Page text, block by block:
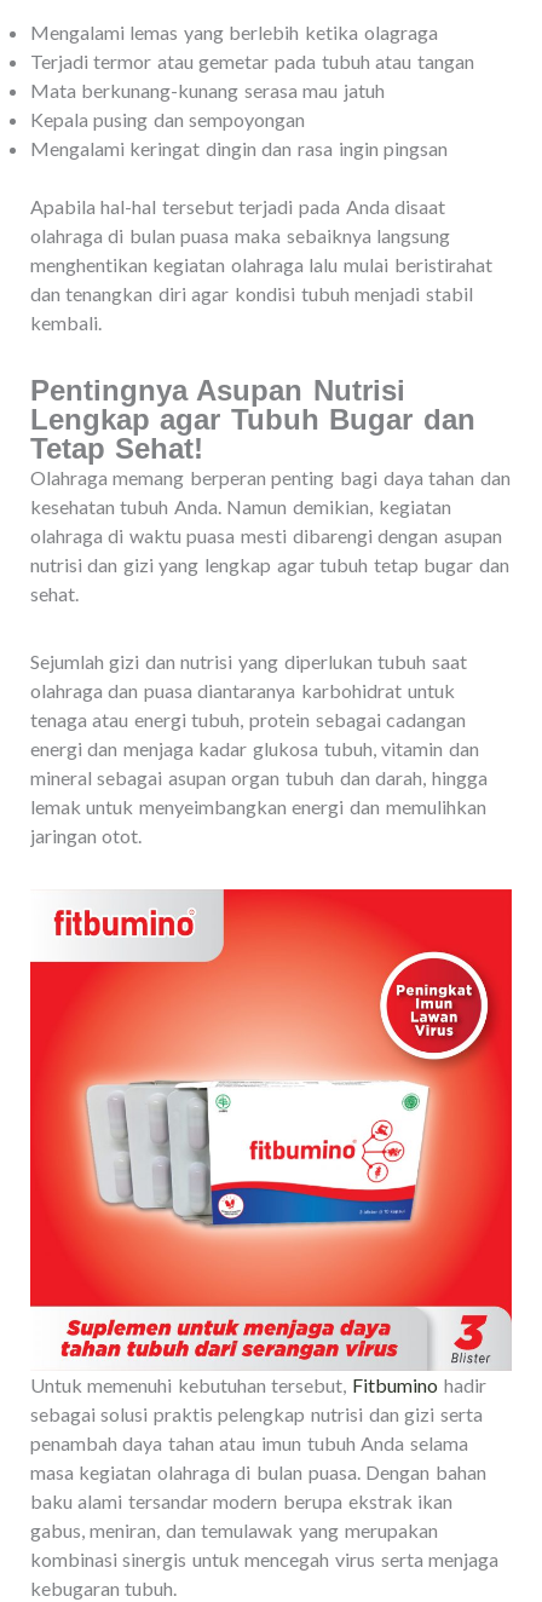
Mengalami lemas yang berlebih ketika olagraga
Terjadi termor atau gemetar pada tubuh atau tangan
Mata berkunang-kunang serasa mau jatuh
Kepala pusing dan sempoyongan
Mengalami keringat dingin dan rasa ingin pingsan
Apabila hal-hal tersebut terjadi pada Anda disaat
olahraga di bulan puasa maka sebaiknya langsung
menghentikan kegiatan olahraga lalu mulai beristirahat
dan tenangkan diri agar kondisi tubuh menjadi stabil
kembali.
Pentingnya Asupan Nutrisi
Lengkap agar Tubuh Bugar dan
Tetap Sehat!
Olahraga memang berperan penting bagi daya tahan dan
kesehatan tubuh Anda. Namun demikian, kegiatan
olahraga di waktu puasa mesti dibarengi dengan asupan
nutrisi dan gizi yang lengkap agar tubuh tetap bugar dan
sehat.
Sejumlah gizi dan nutrisi yang diperlukan tubuh saat
olahraga dan puasa diantaranya karbohidrat untuk
tenaga atau energi tubuh, protein sebagai cadangan
energi dan menjaga kadar glukosa tubuh, vitamin dan
mineral sebagai asupan organ tubuh dan darah, hingga
lemak untuk menyeimbangkan energi dan memulihkan
jaringan otot.
Untuk memenuhi kebutuhan tersebut, Fitbumino hadir
sebagai solusi praktis pelengkap nutrisi dan gizi serta
penambah daya tahan atau imun tubuh Anda selama
masa kegiatan olahraga di bulan puasa. Dengan bahan
baku alami tersandar modern berupa ekstrak ikan
gabus, meniran, dan temulawak yang merupakan
kombinasi sinergis untuk mencegah virus serta menjaga
kebugaran tubuh.